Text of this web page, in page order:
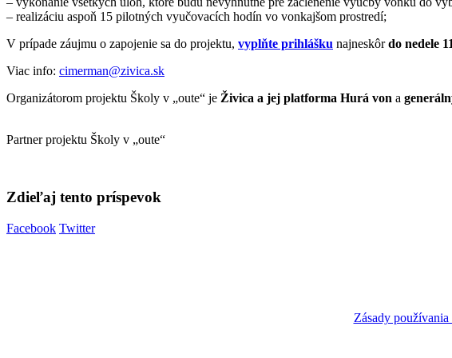
– realizáciu aspoň 15 pilotných vyučovacích hodín vo vonkajšom prostredí;
V prípade záujmu o zapojenie sa do projektu, vyplňte prihlášku najneskôrdo nedele
Viac info: cimerman@zivica.sk
Organizátorom projektu Školy v „oute“ je Živica a jej platforma Hurá von a
Partner projektu Školy v „oute“
Zdieľaj tento príspevok
Facebook Twitter
Zásady